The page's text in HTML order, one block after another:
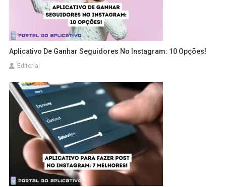
Aplicativo De Ganhar Seguidores No Instagram: 10 Opções!
Editorial